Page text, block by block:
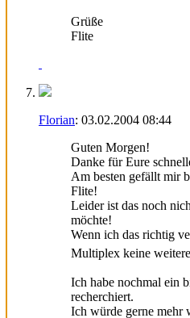
Grüße
Flite
Florian: 03.02.2004 08:44
Guten Morgen!
Danke für Eure
Am besten gefällt mir
Flite!
Leider ist das noch
möchte!
Wenn ich das richtig
Multiplex keine
Ich habe nochmal ein
recherchiert.
Ich würde gerne mehr